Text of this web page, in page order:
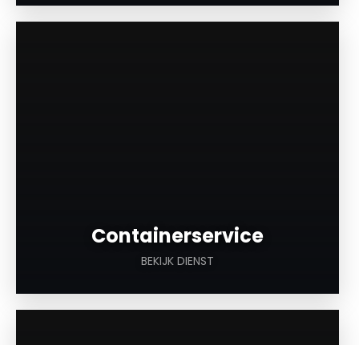
Containerservice
BEKIJK DIENST